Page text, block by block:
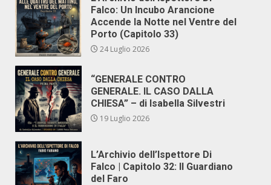
Falco: Un Incubo Arancione
Accende la Notte nel Ventre del
Porto (Capitolo 33)
24 Luglio 2026
“GENERALE CONTRO
GENERALE. IL CASO DALLA
CHIESA” – di Isabella Silvestri
19 Luglio 2026
L’Archivio dell’Ispettore Di
Falco | Capitolo 32: Il Guardiano
del Faro